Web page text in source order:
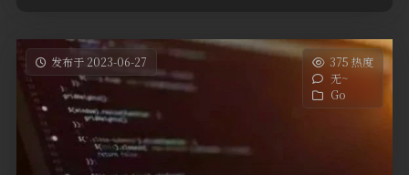
发布于 2023-06-27
375 热度
无~
Go